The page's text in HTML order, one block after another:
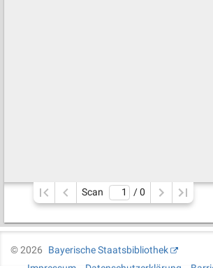
Scan / 0
©2026
Bayerische Staatsbibliothek